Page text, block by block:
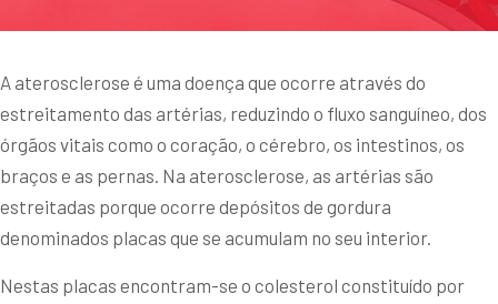
A aterosclerose é uma doença que ocorre através do
estreitamento das artérias, reduzindo o fluxo sanguíneo, dos
órgãos vitais como o coração, o cérebro, os intestinos, os
braços e as pernas. Na aterosclerose, as artérias são
estreitadas porque ocorre depósitos de gordura
denominados placas que se acumulam no seu interior.
Nestas placas encontram-se o colesterol constituído por